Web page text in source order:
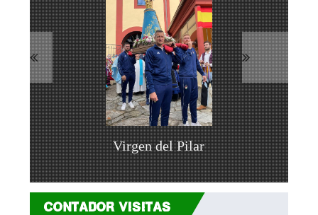
Virgen del Pilar
CONTADOR VISITAS